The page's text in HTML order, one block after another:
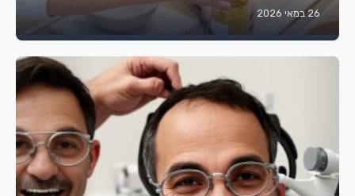
26 במאי 2026